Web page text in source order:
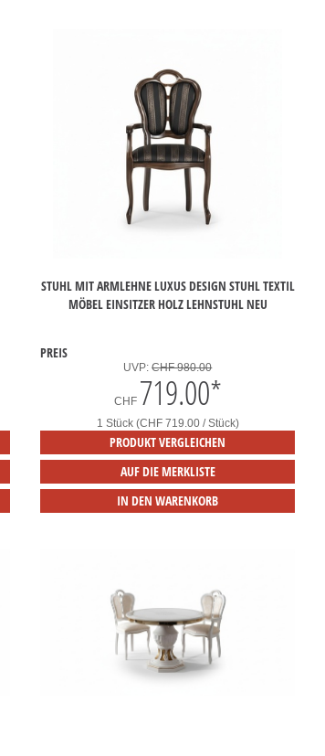
STUHL MIT ARMLEHNE LUXUS DESIGN STUHL TEXTIL
MÖBEL EINSITZER HOLZ LEHNSTUHL NEU
PREIS
UVP:CHF 980.00
CHF 719.00*
1 Stück (CHF 719.00 / Stück)
PRODUKT VERGLEICHEN
AUF DIE MERKLISTE
IN DEN WARENKORB